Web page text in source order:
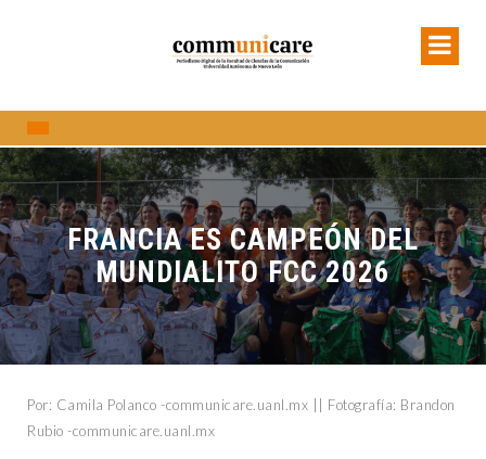
FRANCIA ES CAMPEÓN DEL
MUNDIALITO FCC 2026
Por: Camila Polanco -communicare.uanl.mx || Fotografía: Brandon
Rubio -communicare.uanl.mx